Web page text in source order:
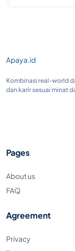
Apaya.id
Kombinasi real-world
dan karir sesuai minat
Pages
About us
FAQ
Agreement
Privacy